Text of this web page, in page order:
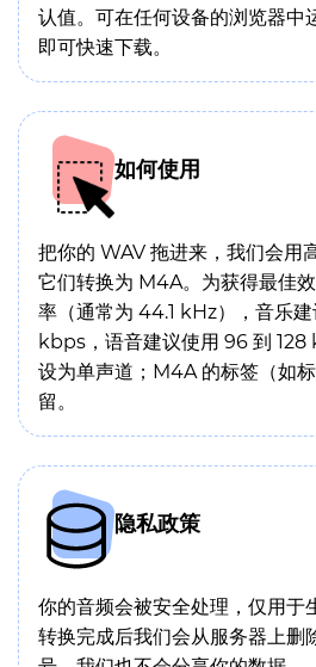
认值。可在任何设备的浏览器中
即可快速下载。
如何使用
把你的 WAV 拖进来，我们会用
它们转换为 M4A。为获得最佳
率（通常为 44.1 kHz），音乐
kbps，语音建议使用 96 到
设为单声道；M4A 的标签（如
留。
隐私政策
你的音频会被安全处理，仅用于
转换完成后我们会从服务器上删